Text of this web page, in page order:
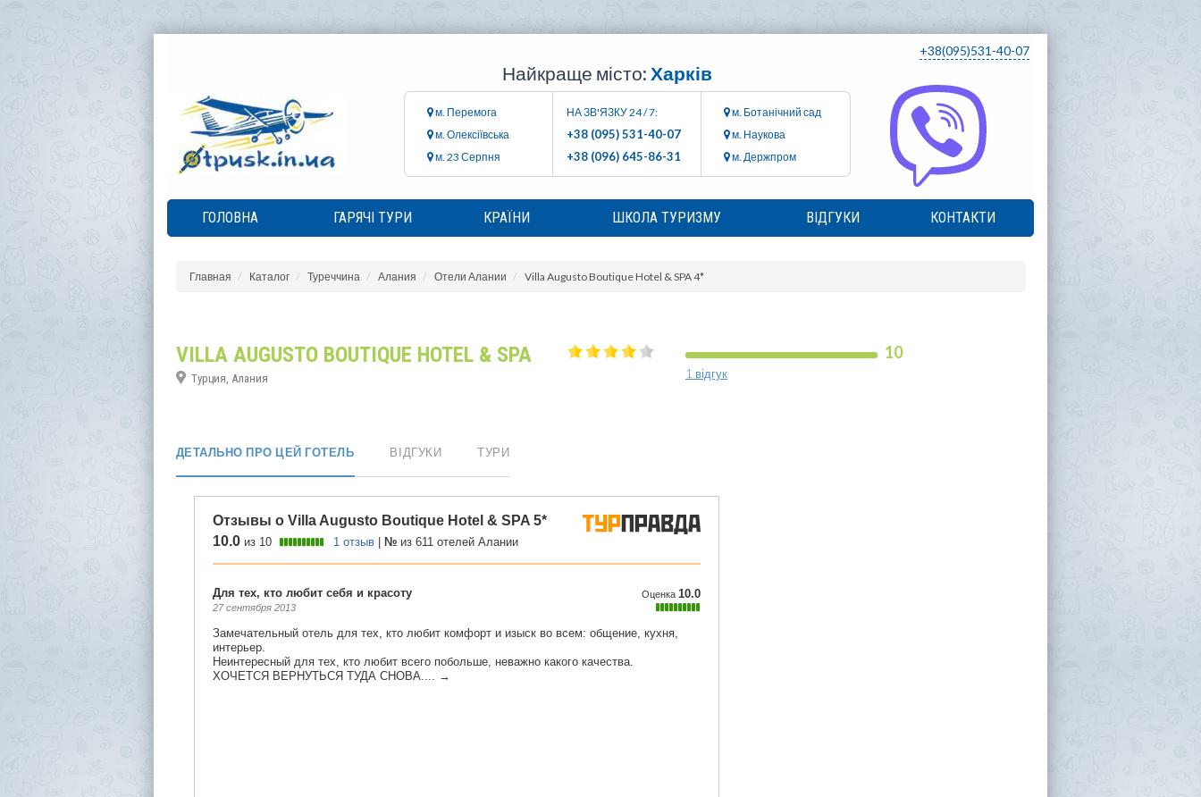
+38(095)531-40-07
Найкраще місто: Харків
м. Перемога
м. Олексіївська
м. 23 Серпня
НА ЗВ'ЯЗКУ 24 / 7:
+38 (095) 531-40-07
+38 (096) 645-86-31
м. Ботанічний сад
м. Наукова
м. Держпром
ГОЛОВНА ГАРЯЧІ ТУРИ КРАЇНИ ШКОЛА ТУРИЗМУ ВІДГУКИ КОНТАКТИ
Главная Каталог Туреччина Алания Отели Алании Villa Augusto Boutique Hotel & SPA 4*
VILLA AUGUSTO BOUTIQUE HOTEL & SPA
Турция, Алания
10
1 відгук
ДЕТАЛЬНО ПРО ЦЕЙ ГОТЕЛЬ ВІДГУКИ ТУРИ